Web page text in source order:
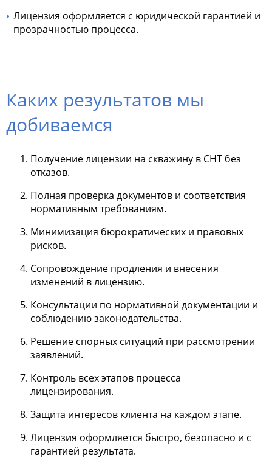
Лицензия оформляется с юридической гарантией и
прозрачностью процесса.
Каких результатов мы
добиваемся
Получение лицензии на скважину в СНТ без
отказов.
Полная проверка документов и соответствия
нормативным требованиям.
Минимизация бюрократических и правовых
рисков.
Сопровождение продления и внесения
изменений в лицензию.
Консультации по нормативной документации и
соблюдению законодательства.
Решение спорных ситуаций при рассмотрении
заявлений.
Контроль всех этапов процесса
лицензирования.
Защита интересов клиента на каждом этапе.
Лицензия оформляется быстро, безопасно и с
гарантией результата.